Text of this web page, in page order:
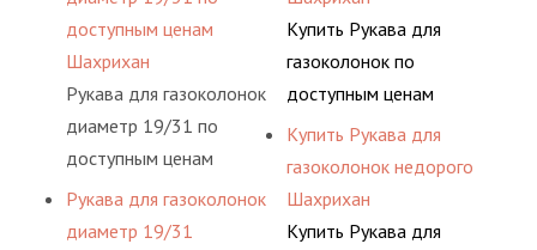
доступным ценам
Шахрихан
Рукава для газоколонок
диаметр 19/31 по
доступным ценам
Шахрихан
Рукава для газоколонок
диаметр 19/31
Купить Рукава для
газоколонок по
доступным ценам
Шахрихан
Купить Рукава для
газоколонок недорого
Шахрихан
Купить Рукава для